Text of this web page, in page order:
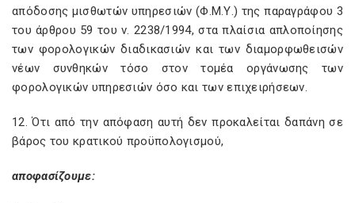
απόδοσης μισθωτών υπηρεσιών (Φ.Μ.Υ.) της παραγράφου 3
του άρθρου 59 του ν. 2238/1994, στα πλαίσια απλοποίησης
των φορολογικών διαδικασιών και των διαμορφωθεισών
νέων συνθηκών τόσο στον τομέα οργάνωσης των
φορολογικών υπηρεσιών όσο και των επιχειρήσεων.
12. Ότι από την απόφαση αυτή δεν προκαλείται δαπάνη σε
βάρος του κρατικού προϋπολογισμού,
αποφασίζουμε: